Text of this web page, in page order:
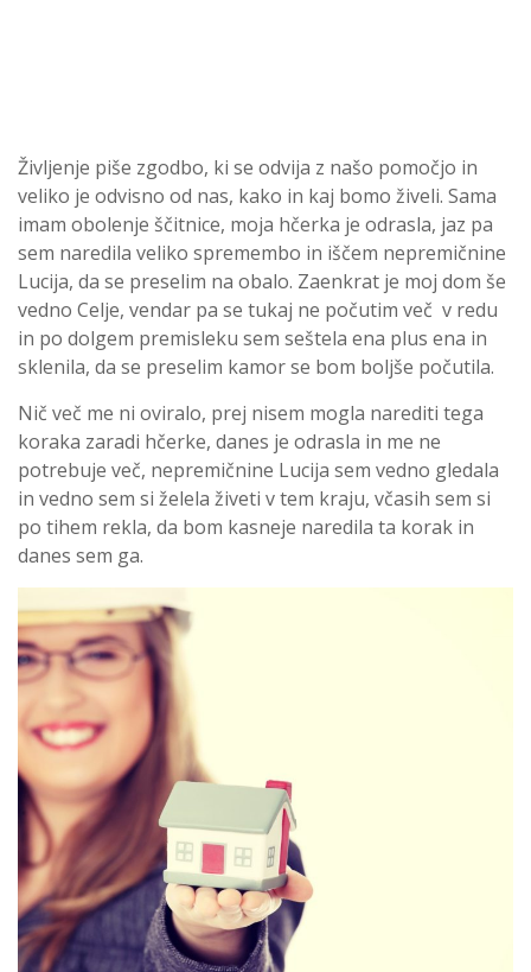
Življenje piše zgodbo, ki se odvija z našo pomočjo in
veliko je odvisno od nas, kako in kaj bomo živeli. Sama
imam obolenje ščitnice, moja hčerka je odrasla, jaz pa
sem naredila veliko spremembo in iščem nepremičnine
Lucija, da se preselim na obalo. Zaenkrat je moj dom še
vedno Celje, vendar pa se tukaj ne počutim več v redu
in po dolgem premisleku sem seštela ena plus ena in
sklenila, da se preselim kamor se bom boljše počutila.
Nič več me ni oviralo, prej nisem mogla narediti tega
koraka zaradi hčerke, danes je odrasla in me ne
potrebuje več, nepremičnine Lucija sem vedno gledala
in vedno sem si želela živeti v tem kraju, včasih sem si
po tihem rekla, da bom kasneje naredila ta korak in
danes sem ga.